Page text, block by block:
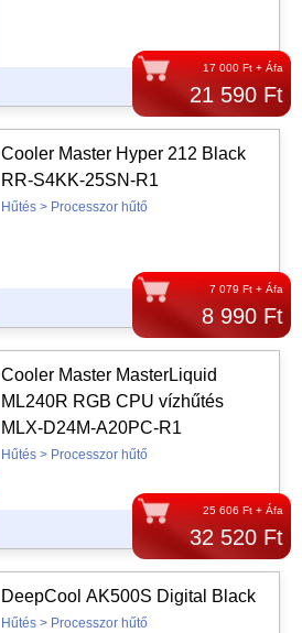
17 000 Ft + Áfa
21 590 Ft
7 079 Ft + Áfa
8 990 Ft
Cooler Master Hyper 212 Black
RR-S4KK-25SN-R1
Hűtés > Processzor hűtő
25 606 Ft + Áfa
32 520 Ft
Cooler Master MasterLiquid
ML240R RGB CPU vízhűtés
MLX-D24M-A20PC-R1
Hűtés > Processzor hűtő
DeepCool AK500S Digital Black
Hűtés > Processzor hűtő